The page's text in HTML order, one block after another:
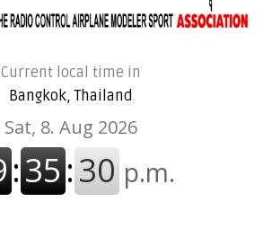
Current local time in
Bangkok, Thailand